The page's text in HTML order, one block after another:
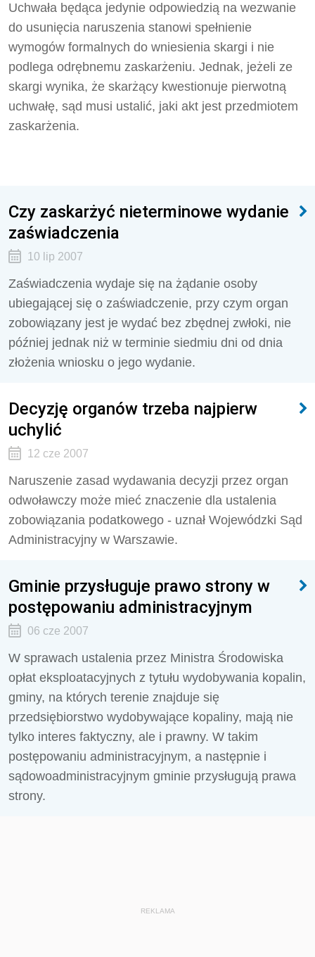
Uchwała będąca jedynie odpowiedzią na wezwanie
do usunięcia naruszenia stanowi spełnienie
wymogów formalnych do wniesienia skargi i nie
podlega odrębnemu zaskarżeniu. Jednak, jeżeli ze
skargi wynika, że skarżący kwestionuje pierwotną
uchwałę, sąd musi ustalić, jaki akt jest przedmiotem
zaskarżenia.
Czy zaskarżyć nieterminowe wydanie
zaświadczenia
10 lip 2007
Zaświadczenia wydaje się na żądanie osoby
ubiegającej się o zaświadczenie, przy czym organ
zobowiązany jest je wydać bez zbędnej zwłoki, nie
później jednak niż w terminie siedmiu dni od dnia
złożenia wniosku o jego wydanie.
Decyzję organów trzeba najpierw
uchylić
12 cze 2007
Naruszenie zasad wydawania decyzji przez organ
odwoławczy może mieć znaczenie dla ustalenia
zobowiązania podatkowego - uznał Wojewódzki Sąd
Administracyjny w Warszawie.
Gminie przysługuje prawo strony w
postępowaniu administracyjnym
06 cze 2007
W sprawach ustalenia przez Ministra Środowiska
opłat eksploatacyjnych z tytułu wydobywania kopalin,
gminy, na których terenie znajduje się
przedsiębiorstwo wydobywające kopaliny, mają nie
tylko interes faktyczny, ale i prawny. W takim
postępowaniu administracyjnym, a następnie i
sądowoadministracyjnym gminie przysługują prawa
strony.
REKLAMA